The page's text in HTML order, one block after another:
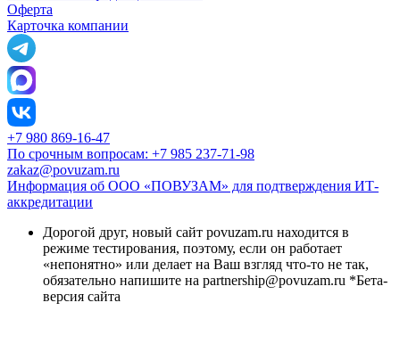
Оферта
Карточка компании
+7 980 869-16-47
По срочным вопросам: +7 985 237-71-98
zakaz@povuzam.ru
Информация об ООО «ПОВУЗАМ» для подтверждения ИТ-
аккредитации
Дорогой друг, новый сайт povuzam.ru находится в
режиме тестирования, поэтому, если он работает
«непонятно» или делает на Ваш взгляд что-то не так,
обязательно напишите на partnership@povuzam.ru *Бета-
версия сайта